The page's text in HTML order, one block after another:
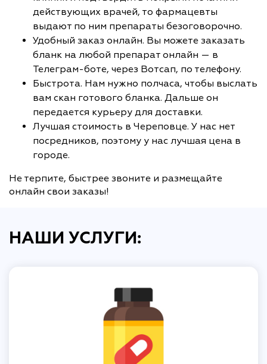
действующих врачей, то фармацевты
выдают по ним препараты безоговорочно.
Удобный заказ онлайн. Вы можете заказать
бланк на любой препарат онлайн — в
Телеграм-боте, через Вотсап, по телефону.
Быстрота. Нам нужно полчаса, чтобы выслать
вам скан готового бланка. Дальше он
передается курьеру для доставки.
Лучшая стоимость в Череповце. У нас нет
посредников, поэтому у нас лучшая цена в
городе.
Не терпите, быстрее звоните и размещайте
онлайн свои заказы!
НАШИ УСЛУГИ: